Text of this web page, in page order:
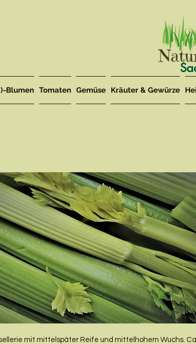
Blumen Tomaten Gemüse Kräuter & Gewürze
mit mittelspäter Reife und mittelhohem Wuchs.